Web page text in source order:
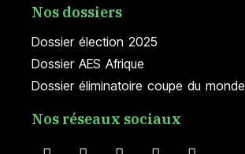
Dossier élection 2025
Dossier AES Afrique
Dossier éliminatoire coupe du monde
Nos dossiers
Nos réseaux sociaux